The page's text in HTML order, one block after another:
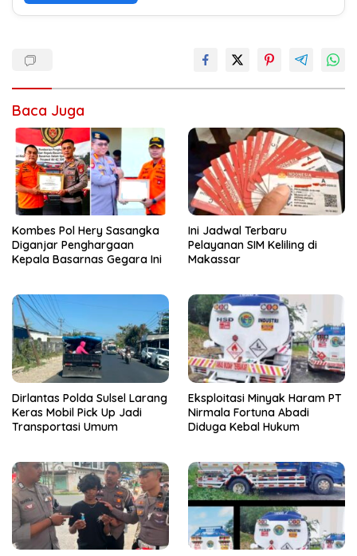
Baca Juga
Kombes Pol Hery Sasangka
Diganjar Penghargaan
Kepala Basarnas Gegara Ini
Ini Jadwal Terbaru
Pelayanan SIM Keliling di
Makassar
Dirlantas Polda Sulsel Larang
Keras Mobil Pick Up Jadi
Transportasi Umum
Eksploitasi Minyak Haram PT
Nirmala Fortuna Abadi
Diduga Kebal Hukum